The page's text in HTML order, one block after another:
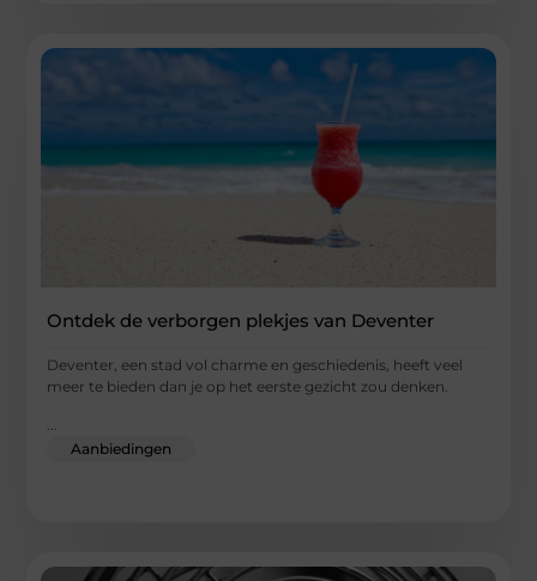
Ontdek de verborgen plekjes van Deventer
Deventer, een stad vol charme en geschiedenis, heeft veel
meer te bieden dan je op het eerste gezicht zou denken.
...
Aanbiedingen